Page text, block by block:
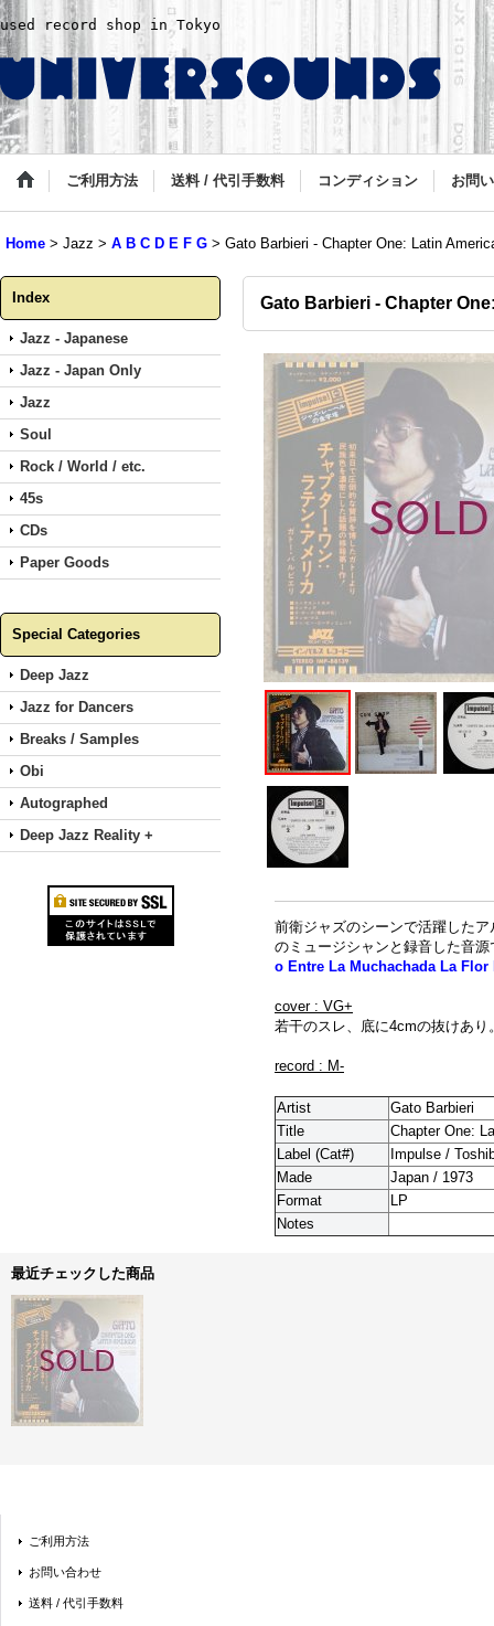
used record shop in Tokyo
ご利用方法 送料 / 代引手数料 コンディション お問
Home > Jazz > A B C D E F G > Gato Barbieri - Chapter One: Latin
Index
Jazz - Japanese
Jazz - Japan Only
Jazz
Soul
Rock / World / etc.
45s
CDs
Paper Goods
Special Categories
Deep Jazz
Jazz for Dancers
Breaks / Samples
Obi
Autographed
Deep Jazz Reality +
Gato Barbieri - Chapter
前衛ジャズのシーンで活躍した
のミュージシャンと録音した音源
o Entre La Muchachada La Flor
cover : VG+
若干のスレ、底に4cmの抜けあり
record : M-
Artist
Gato Barbieri
Title
Chapter One:
Label (Cat#)
Impulse /
Made
Japan / 1973
Format
LP
Notes
最近チェックした商品
ご利用方法
お問い合わせ
送料 / 代引手数料